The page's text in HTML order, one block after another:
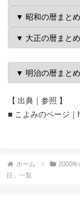
【 出典｜参照 】
■ こよみのページ｜
ホーム 2000
日」一覧